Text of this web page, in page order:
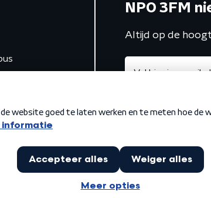
NPO 3FM
Altijd op de